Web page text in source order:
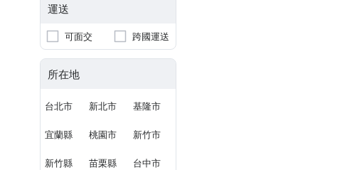
運送
可面交 跨國運送
所在地
台北市 新北市 基隆市
宜蘭縣 桃園市 新竹市
新竹縣 苗栗縣 台中市